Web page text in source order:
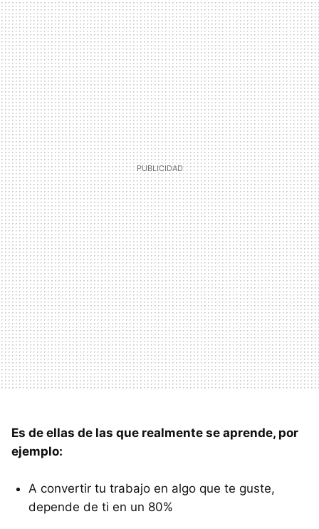
Es de ellas de las que realmente se aprende, por
ejemplo:
A convertir tu trabajo en algo que te guste,
depende de ti en un 80%